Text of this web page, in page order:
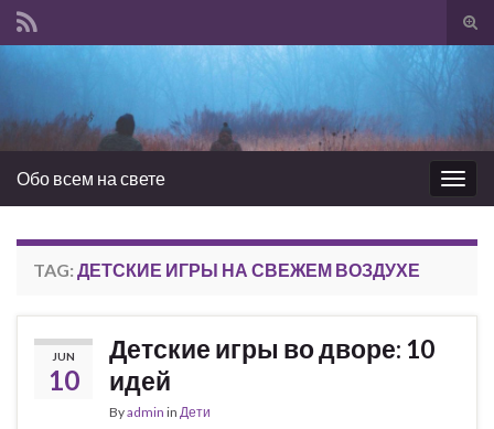
Обо всем на свете
TAG: ДЕТСКИЕ ИГРЫ НА СВЕЖЕМ ВОЗДУХЕ
JUN
10
Детские игры во дворе: 10
идей
Byadmin in Дети